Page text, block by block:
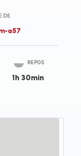
DE
a57
REPOS
1h 30min